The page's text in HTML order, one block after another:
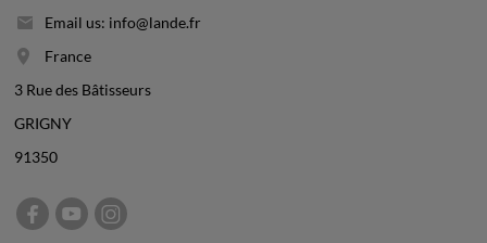
Email us: info@lande.fr
France
3 Rue des Bâtisseurs
GRIGNY
91350